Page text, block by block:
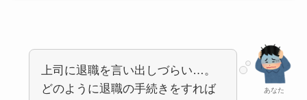
あなた
上司に退職を言い出しづらい…。
どのように退職の手続きをすれば